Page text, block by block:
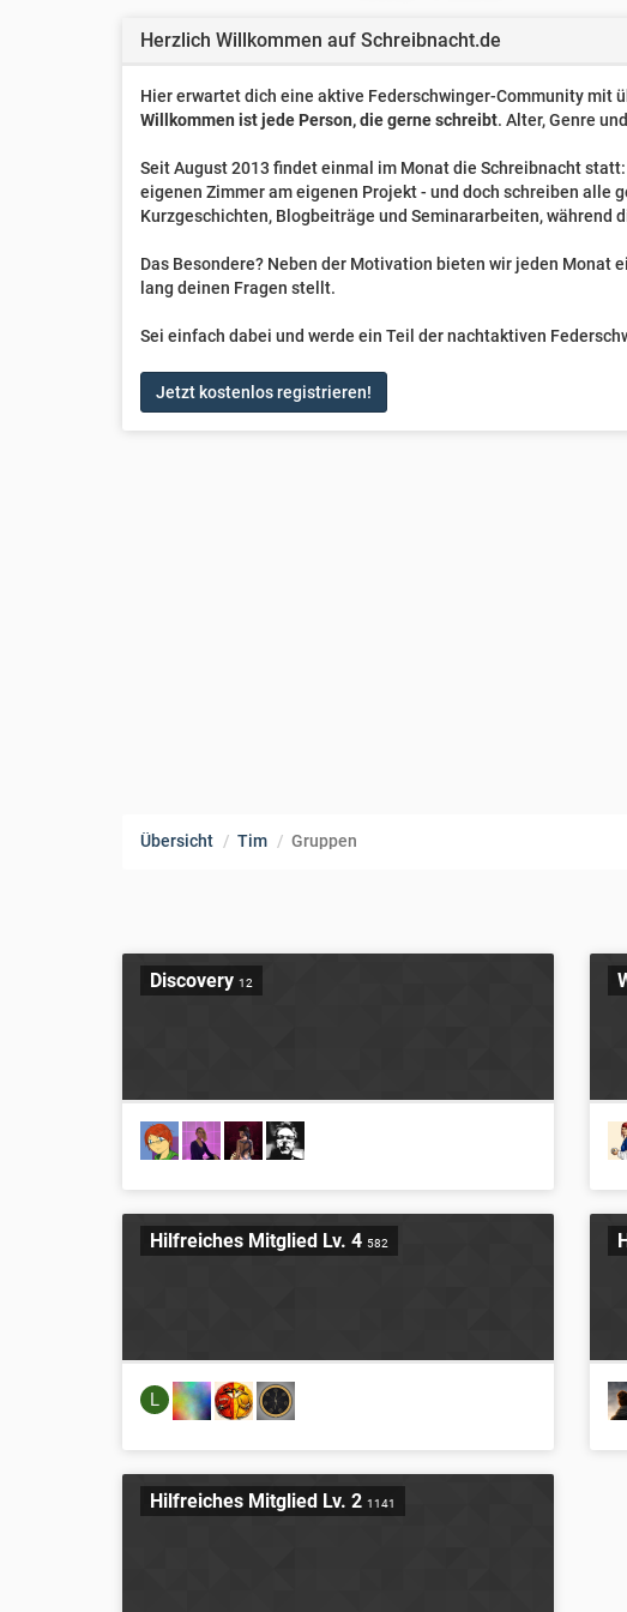
Herzlich Willkommen auf Schreibnacht.de
Hier erwartet dich eine aktive Federschwinger-Community mit
Willkommen ist jede Person, die gerne schreibt. Alter, Genre
Seit August 2013 findet einmal im Monat die Schreibnacht
eigenen Zimmer am eigenen Projekt - und doch schreiben alle
Kurzgeschichten, Blogbeiträge und Seminararbeiten,
Das Besondere? Neben der Motivation bieten wir jeden Monat
lang deinen Fragen stellt.
Sei einfach dabei und werde ein Teil der nachtaktiven
Jetzt kostenlos registrieren!
Übersicht Tim Gruppen
Discovery 12
Hilfreiches Mitglied Lv. 4 582
L
Hilfreiches Mitglied Lv. 2 1141